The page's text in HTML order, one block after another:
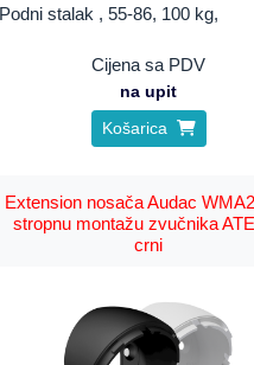
Podni stalak , 55-86, 100 kg,
Cijena sa PDV
na upit
Košarica
Extension nosača Audac
stropnu montažu zvučnika
crni